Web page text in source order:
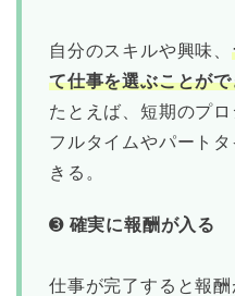
自分のスキルや興味、
て仕事を選ぶことが
たとえば、短期のプロ
フルタイムやパート
きる。
➌ 確実に報酬が入る
仕事が完了すると報